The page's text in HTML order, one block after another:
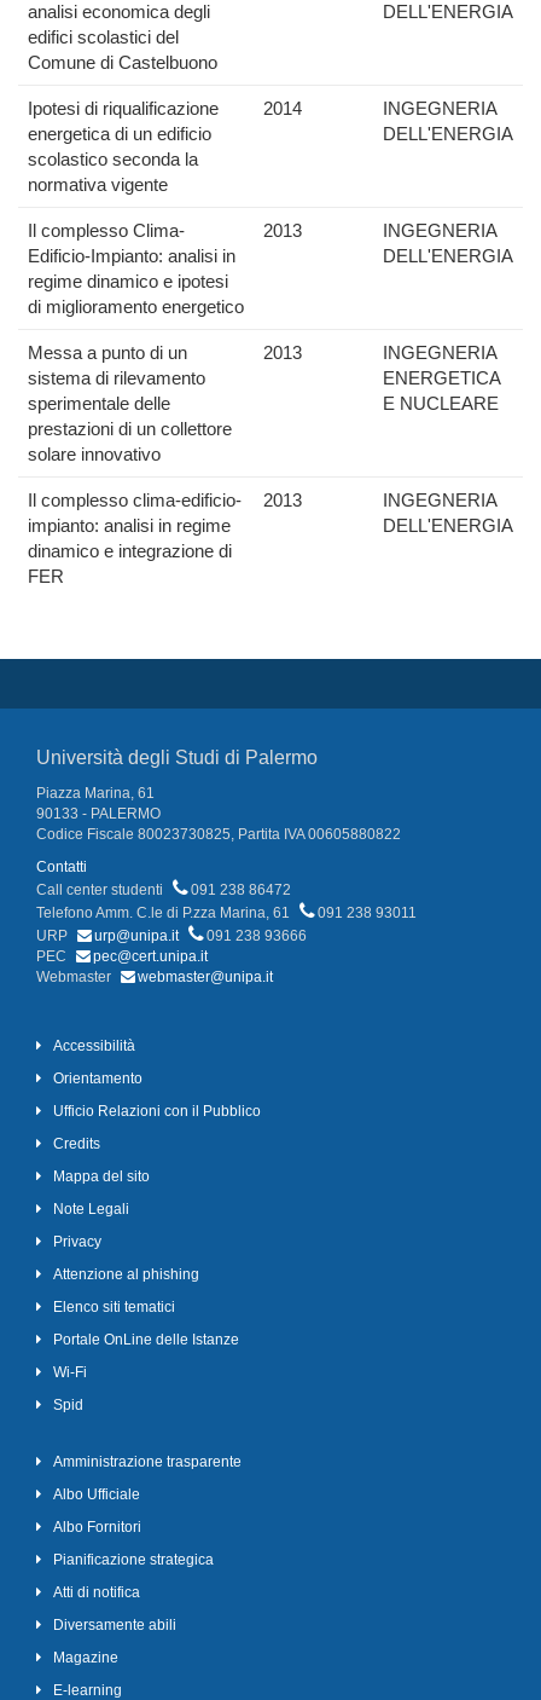
analisi economica degli
edifici scolastici del
Comune di Castelbuono
DELL'ENERGIA
Ipotesi di riqualificazione
energetica di un edificio
scolastico seconda la
normativa vigente
2014
INGEGNERIA
DELL'ENERGIA
Il complesso Clima-
Edificio-Impianto: analisi in
regime dinamico e ipotesi
di miglioramento energetico
2013
INGEGNERIA
DELL'ENERGIA
Messa a punto di un
sistema di rilevamento
sperimentale delle
prestazioni di un collettore
solare innovativo
2013
INGEGNERIA
ENERGETICA
E NUCLEARE
Il complesso clima-edificio-
impianto: analisi in regime
dinamico e integrazione di
FER
2013
INGEGNERIA
DELL'ENERGIA
Università degli Studi di Palermo
Piazza Marina, 61
90133 - PALERMO
Codice Fiscale 80023730825, Partita IVA 00605880822
Contatti
Call center studenti
091 238 86472
Telefono Amm. C.le di P.zza Marina, 61
091 238 93011
URP
urp@unipa.it
091 238 93666
PEC
pec@cert.unipa.it
Webmaster
webmaster@unipa.it
Accessibilità
Orientamento
Ufficio Relazioni con il Pubblico
Credits
Mappa del sito
Note Legali
Privacy
Attenzione al phishing
Elenco siti tematici
Portale OnLine delle Istanze
Wi-Fi
Spid
Amministrazione trasparente
Albo Ufficiale
Albo Fornitori
Pianificazione strategica
Atti di notifica
Diversamente abili
Magazine
E-learning